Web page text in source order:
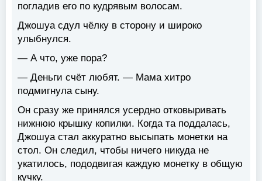
погладив его по кудрявым волосам.
Джошуа сдул чёлку в сторону и широко
улыбнулся.
— А что, уже пора?
— Деньги счёт любят. — Мама хитро
подмигнула сыну.
Он сразу же принялся усердно отковыривать
нижнюю крышку копилки. Когда та поддалась,
Джошуа стал аккуратно высыпать монетки на
стол. Он следил, чтобы ничего никуда не
укатилось, пододвигая каждую монетку в общую
кучку.